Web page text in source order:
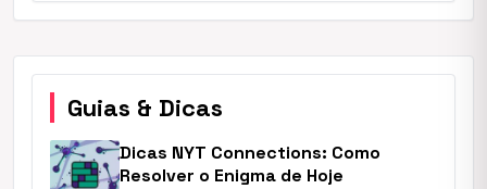
Guias & Dicas
Dicas NYT Connections: Como
Resolver o Enigma de Hoje